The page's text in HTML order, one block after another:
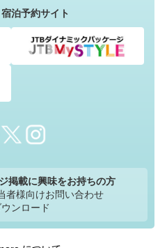
泊予約サイト
掲載に興味をお持ちの方
者様向けお問い合わせ
ンロード